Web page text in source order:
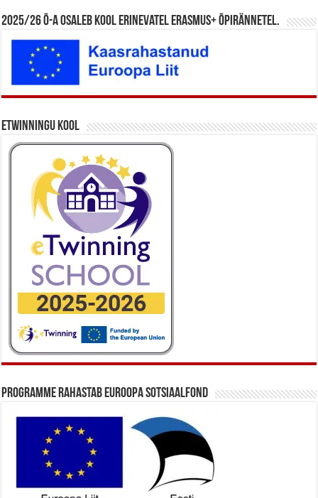
2025/26 õ-a osaleb kool erinevatel Erasmus+ õpirännetel.
eTwinningu kool
Programme rahastab Euroopa Sotsiaalfond